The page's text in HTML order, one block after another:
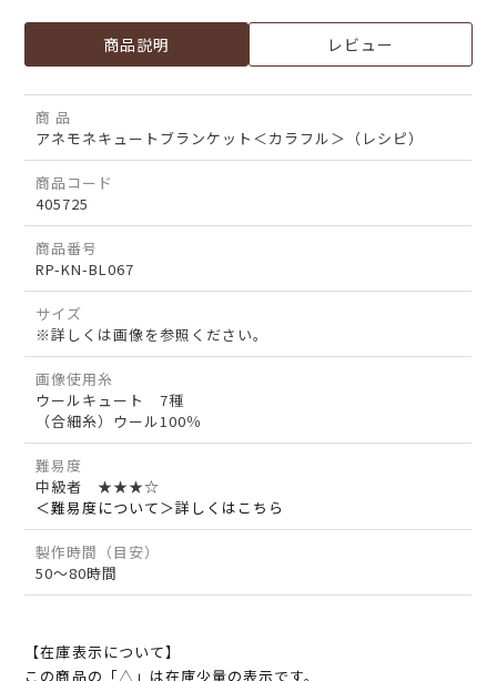
商品説明 レビュー
商 品
アネモネキュートブランケット＜カラフル＞（レシピ）
商品コード
405725
商品番号
RP-KN-BL067
サイズ
※詳しくは画像を参照ください。
画像使用糸
ウールキュート 7種
（合細糸）ウール100％
難易度
中級者 ★★★☆
＜難易度について＞詳しくはこちら
製作時間（目安）
50～80時間
【在庫表示について】
この商品の「△」は在庫少量の表示です。